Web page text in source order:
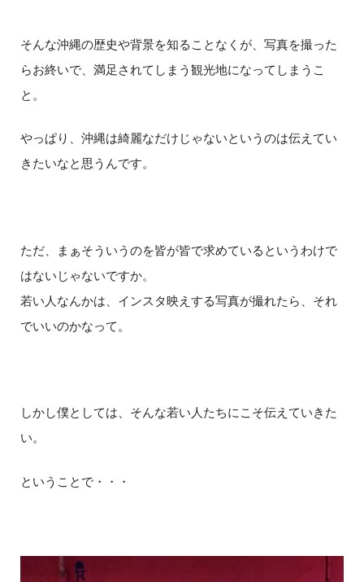
そんな沖縄の歴史や背景を知ることなくが、写真を撮った
らお終いで、満足されてしまう観光地になってしまうこ
と。
やっぱり、沖縄は綺麗なだけじゃないというのは伝えてい
きたいなと思うんです。
ただ、まぁそういうのを皆が皆で求めているというわけで
はないじゃないですか。
若い人なんかは、インスタ映えする写真が撮れたら、それ
でいいのかなって。
しかし僕としては、そんな若い人たちにこそ伝えていきた
い。
ということで・・・